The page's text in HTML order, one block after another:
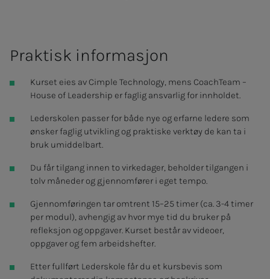
Prak­­­tisk in­­­for­­­ma­­­sjon
Kurset eies av Cimple Technology, mens CoachTeam –
House of Leadership er faglig ansvarlig for innholdet.
Lederskolen passer for både nye og erfarne ledere som
ønsker faglig utvikling og praktiske verktøy de kan ta i
bruk umiddelbart.
Du får tilgang innen to virkedager, beholder tilgangen i
tolv måneder og gjennomfører i eget tempo.
Gjennomføringen tar omtrent 15–25 timer (ca. 3-4 timer
per modul), avhengig av hvor mye tid du bruker på
refleksjon og oppgaver. Kurset består av videoer,
oppgaver og fem arbeidshefter.
Etter fullført Lederskole får du et kursbevis som